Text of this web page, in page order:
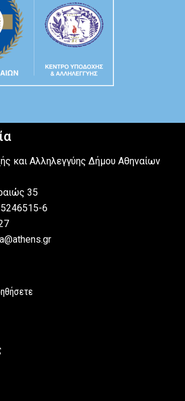
και Αλληλεγγύης Δήμου Αθηναίων
35
6